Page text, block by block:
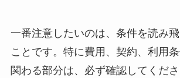
一番注意したいのは、条件を読み
ことです。特に費用、契約、利用
関わる部分は、必ず確認してくださ